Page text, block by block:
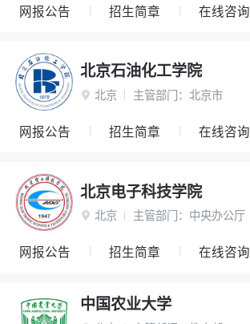
网报公告 招生简章 在线咨询
北京石油化工学院
 北京 主管部门： 北京市
网报公告 招生简章 在线咨询
北京电子科技学院
 北京 主管部门： 中央办公厅
网报公告 招生简章 在线咨询
中国农业大学